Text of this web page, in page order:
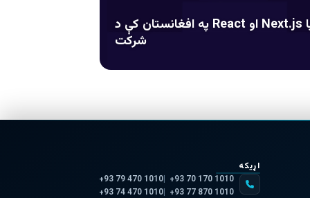
په افغانستان کې د React او Next.js پراختیا
شرکت
اړیکه
+93 70 170 1010
+93 79 470 1010
+93 77 870 1010
+93 74 470 1010